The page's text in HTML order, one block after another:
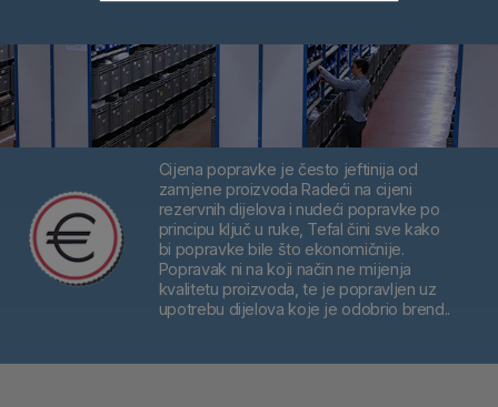
Cijena popravke je često jeftinija od
zamjene proizvoda Radeći na cijeni
rezervnih dijelova i nudeći popravke po
principu ključ u ruke, Tefal čini sve kako
bi popravke bile što ekonomičnije.
Popravak ni na koji način ne mijenja
kvalitetu proizvoda, te je popravljen uz
upotrebu dijelova koje je odobrio brend..